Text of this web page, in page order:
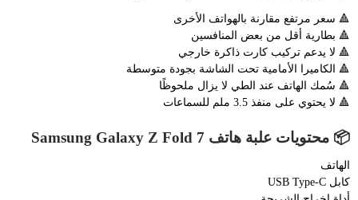
🔺 سعر مرتفع مقارنة بالهواتف الأخرى
🔺 بطارية أقل من بعض المنافسين
🔺 لا يدعم تركيب كارت ذاكرة خارجي
🔺 الكاميرا الأمامية تحت الشاشة بجودة متوسطة
🔺 سُمك الهاتف عند الطي لا يزال ملحوظًا
🔺 لا يحتوي على منفذ 3.5 ملم للسماعات
📦 محتويات علبة هاتف Samsung Galaxy Z Fold 7
الهاتف
كابل USB Type-C